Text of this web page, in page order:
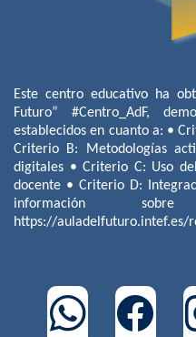
Este centro educativo ha
Futuro” #Centro_AdF,
establecidos en cuanto a: •
Criterio B: Metodologías
digitales • Criterio C: Uso
docente • Criterio D:
información
https://auladelfuturo.intef.es/